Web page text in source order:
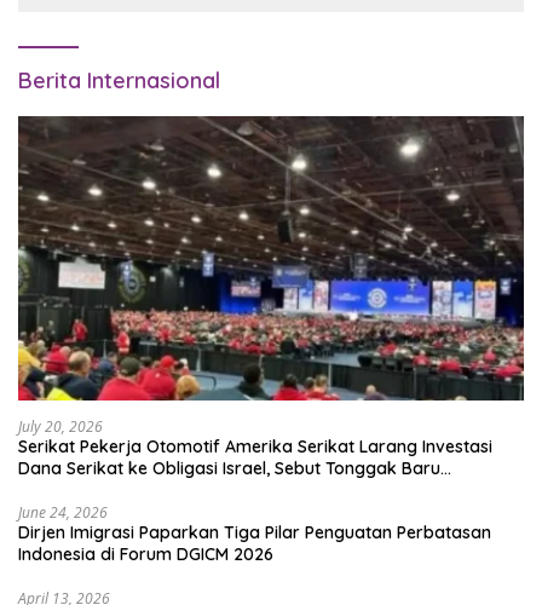
Berita Internasional
July 20, 2026
Serikat Pekerja Otomotif Amerika Serikat Larang Investasi
Dana Serikat ke Obligasi Israel, Sebut Tonggak Baru
June 24, 2026
Dirjen Imigrasi Paparkan Tiga Pilar Penguatan Perbatasan
Indonesia di Forum DGICM 2026
April 13, 2026